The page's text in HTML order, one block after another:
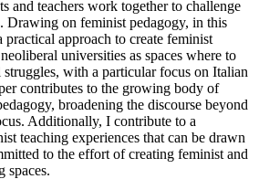
and teachers work together to challenge
Drawing on feminist pedagogy, in this
practical approach to create feminist
universities as spaces where to
with a particular focus on Italian
contributes to the growing body of
broadening the discourse beyond
Additionally, I contribute to a
teaching experiences that can be drawn
to the effort of creating feminist and
spaces.